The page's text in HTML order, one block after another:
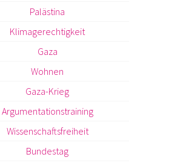
Palästina
Klimagerechtigkeit
Gaza
Wohnen
Gaza-Krieg
Argumentationstraining
Wissenschaftsfreiheit
Bundestag